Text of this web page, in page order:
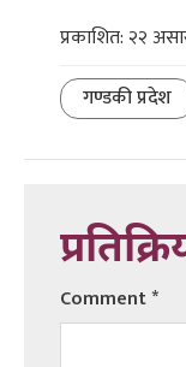
प्रकाशित: २२
गण्डकी प्रदेश
Comment*